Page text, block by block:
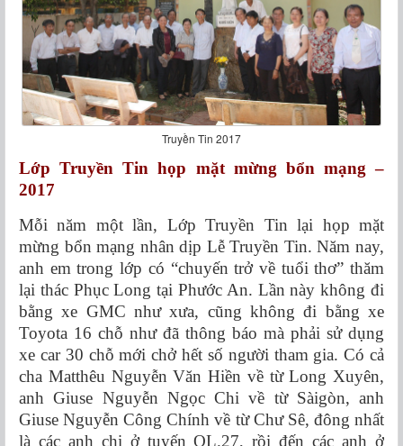
Truyền Tin 2017
Lớp Truyền Tin họp mặt mừng bổn mạng –
2017
Mỗi năm một lần, Lớp Truyền Tin lại họp mặt
mừng bổn mạng nhân dịp Lễ Truyền Tin. Năm nay,
anh em trong lớp có “chuyến trở về tuổi thơ” thăm
lại thác Phục Long tại Phước An. Lần này không đi
bằng xe GMC như xưa, cũng không đi bằng xe
Toyota 16 chỗ như đã thông báo mà phải sử dụng
xe car 30 chỗ mới chở hết số người tham gia. Có cả
cha Matthêu Nguyễn Văn Hiền về từ Long Xuyên,
anh Giuse Nguyễn Ngọc Chi về từ Sàigòn, anh
Giuse Nguyễn Công Chính về từ Chư Sê, đông nhất
là các anh chị ở tuyến QL.27, rồi đến các anh ở